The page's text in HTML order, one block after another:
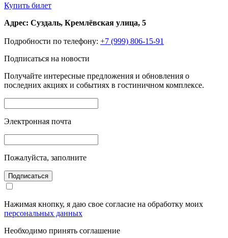
Купить билет
Адрес: Суздаль, Кремлёвская улица, 5
Подробности по телефону: +7 (999) 806-15-91
Подписаться на новости
Получайте интересные предложения и обновления о
последних акциях и событиях в гостиничном комплексе.
Электронная почта
Пожалуйста, заполните
Подписаться
Нажимая кнопку, я даю свое согласие на обработку моих
персональных данных
Необходимо принять соглашение